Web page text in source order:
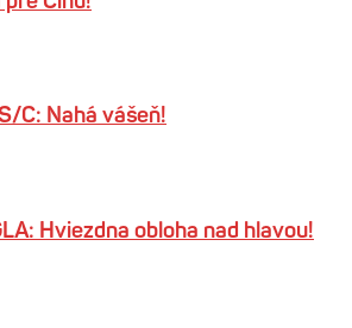
C: Nahá vášeň!
Hviezdna obloha nad hlavou!